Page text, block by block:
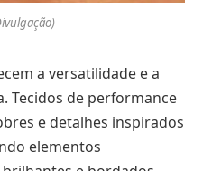
a versatilidade e a
Tecidos de performance
e detalhes inspirados
elementos